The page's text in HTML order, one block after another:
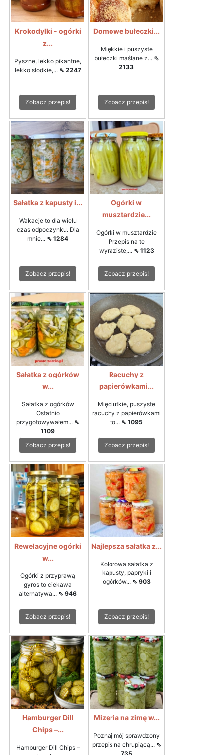
Krokodylki - ogórki
z...
Pyszne, lekko pikantne,
lekko słodkie,... ⇖ 2247
Zobacz przepis!
Domowe bułeczki...
Miękkie i puszyste
bułeczki maślane z... ⇖
2133
Zobacz przepis!
Sałatka z kapusty i...
Wakacje to dla wielu
czas odpoczynku. Dla
mnie... ⇖ 1284
Zobacz przepis!
Ogórki w
musztardzie...
Ogórki w musztardzie
Przepis na te
wyraziste,... ⇖ 1123
Zobacz przepis!
Sałatka z ogórków
w...
Sałatka z ogórków
Ostatnio
przygotowywałem... ⇖
1109
Zobacz przepis!
Racuchy z
papierówkami...
Mięciutkie, puszyste
racuchy z papierówkami
to... ⇖ 1095
Zobacz przepis!
Rewelacyjne ogórki
w...
Ogórki z przyprawą
gyros to ciekawa
alternatywa... ⇖ 946
Zobacz przepis!
Najlepsza sałatka z...
Kolorowa sałatka z
kapusty, papryki i
ogórków... ⇖ 903
Zobacz przepis!
Hamburger Dill
Chips –...
Hamburger Dill Chips –
Mizeria na zimę w...
Poznaj mój sprawdzony
przepis na chrupiącą... ⇖
735